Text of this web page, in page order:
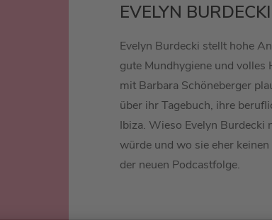
EVELYN BURDECKI
Evelyn Burdecki stellt hohe
gute Mundhygiene und volles
mit Barbara Schöneberger
über ihr Tagebuch, ihre
Ibiza. Wieso Evelyn Burdecki
würde und wo sie eher
der neuen Podcastfolge.